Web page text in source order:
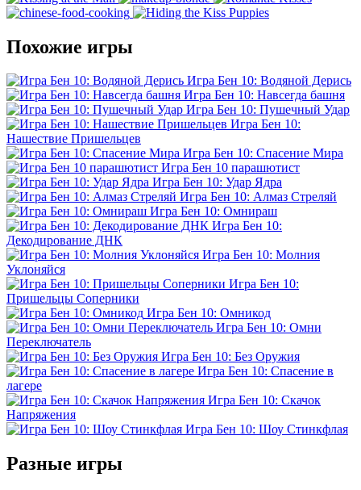
Похожие игры
Игра Бен 10: Водяной Дерись
Игра Бен 10: Навсегда башня
Игра Бен 10: Пушечный Удар
Игра Бен 10:
Нашествие Пришельцев
Игра Бен 10: Спасение Мира
Игра Бен 10 парашютист
Игра Бен 10: Удар Ядра
Игра Бен 10: Алмаз Стреляй
Игра Бен 10: Омнираш
Игра Бен 10:
Декодирование ДНК
Игра Бен 10: Молния
Уклоняйся
Игра Бен 10:
Пришельцы Соперники
Игра Бен 10: Омникод
Игра Бен 10: Омни
Переключатель
Игра Бен 10: Без Оружия
Игра Бен 10: Спасение в
лагере
Игра Бен 10: Скачок
Напряжения
Игра Бен 10: Шоу Стинкфлая
Разные игры